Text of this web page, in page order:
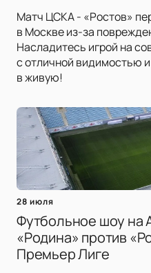
Матч ЦСКА - «Ростов»
в Москве из-за
Насладитесь игрой на
с отличной видимостью
в живую!
28 июля
Футбольное шоу на
«Родина» против
Премьер Лиге